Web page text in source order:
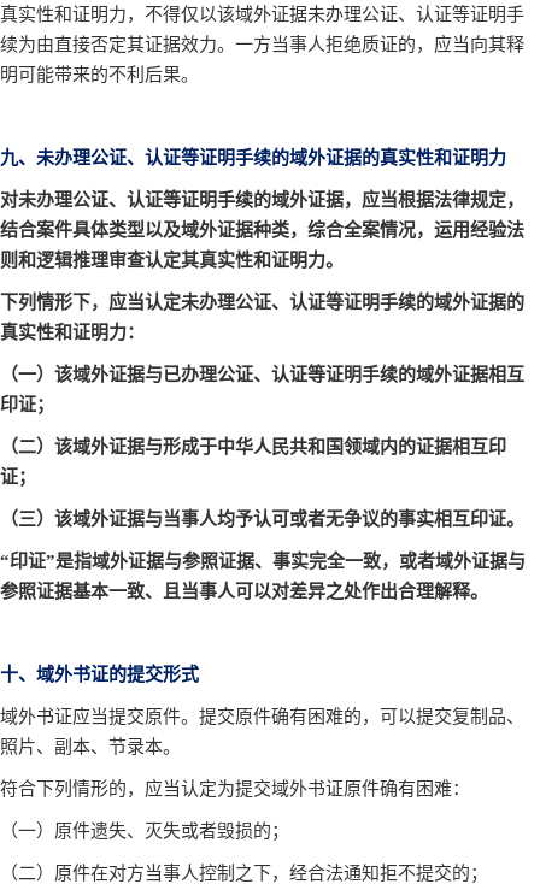
真实性和证明力，不得仅以该域外证据未办理公证、认证等证明手
续为由直接否定其证据效力。一方当事人拒绝质证的，应当向其释
明可能带来的不利后果。
九、未办理公证、认证等证明手续的域外证据的真实性和证明力
对未办理公证、认证等证明手续的域外证据，应当根据法律规定，
结合案件具体类型以及域外证据种类，综合全案情况，运用经验法
则和逻辑推理审查认定其真实性和证明力。
下列情形下，应当认定未办理公证、认证等证明手续的域外证据的
真实性和证明力：
（一）该域外证据与已办理公证、认证等证明手续的域外证据相互
印证；
（二）该域外证据与形成于中华人民共和国领域内的证据相互印
证；
（三）该域外证据与当事人均予认可或者无争议的事实相互印证。
“印证”是指域外证据与参照证据、事实完全一致，或者域外证据与
参照证据基本一致、且当事人可以对差异之处作出合理解释。
十、域外书证的提交形式
域外书证应当提交原件。提交原件确有困难的，可以提交复制品、
照片、副本、节录本。
符合下列情形的，应当认定为提交域外书证原件确有困难：
（一）原件遗失、灭失或者毁损的；
（二）原件在对方当事人控制之下，经合法通知拒不提交的；